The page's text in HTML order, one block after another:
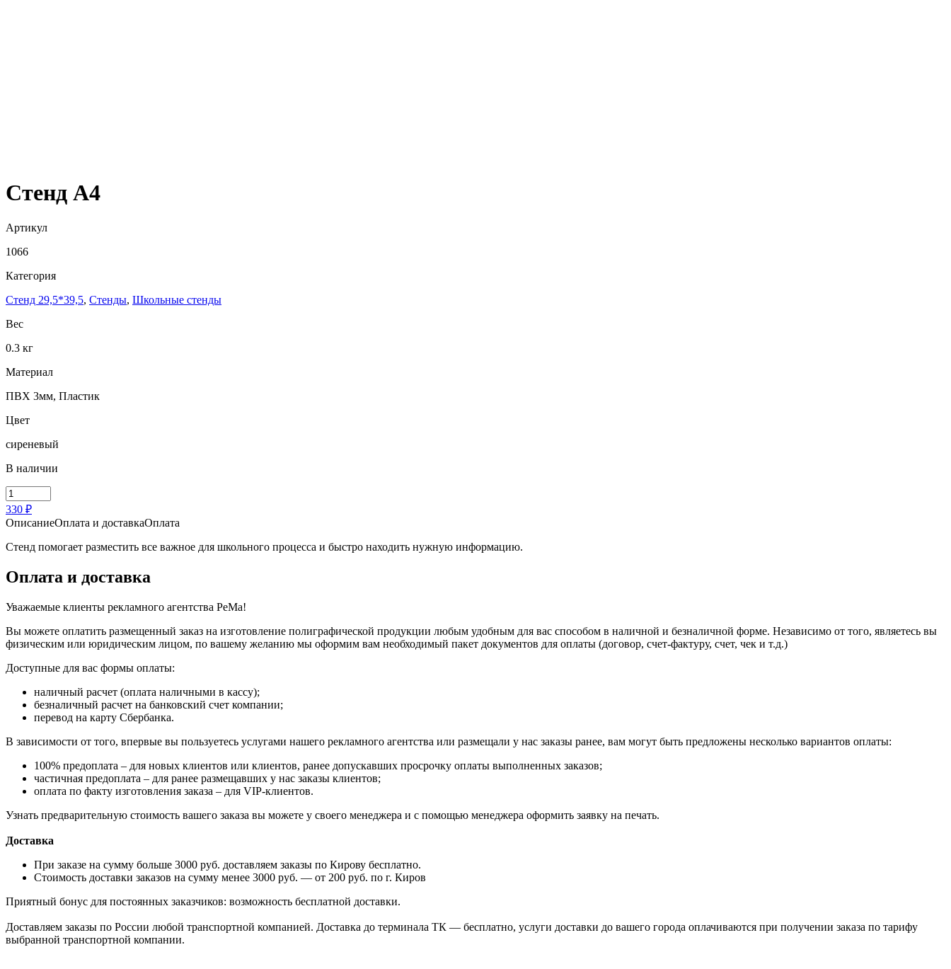
Стенд А4
Артикул
1066
Категория
Стенд 29,5*39,5, Стенды, Школьные стенды
Вес
0.3 кг
Материал
ПВХ 3мм, Пластик
Цвет
сиреневый
В наличии
Количество
товара
Стенд
А4
330 ₽
ОписаниеОплата и доставкаОплата
Стенд помогает разместить все важное для школьного процесса и быстро находить нужную информацию.
Оплата и доставка
Уважаемые клиенты рекламного агентства PeMa!
Вы можете оплатить размещенный заказ на изготовление полиграфической продукции любым удобным для вас способом в наличной и безналичной форме. Независимо от того, являетесь вы
физическим или юридическим лицом, по вашему желанию мы оформим вам необходимый пакет документов для оплаты (договор, счет-фактуру, счет, чек и т.д.)
Доступные для вас формы оплаты:
наличный расчет (оплата наличными в кассу);
безналичный расчет на банковский счет компании;
перевод на карту Сбербанка.
В зависимости от того, впервые вы пользуетесь услугами нашего рекламного агентства или размещали у нас заказы ранее, вам могут быть предложены несколько вариантов оплаты:
100% предоплата – для новых клиентов или клиентов, ранее допускавших просрочку оплаты выполненных заказов;
частичная предоплата – для ранее размещавших у нас заказы клиентов;
оплата по факту изготовления заказа – для VIP-клиентов.
Узнать предварительную стоимость вашего заказа вы можете у своего менеджера и с помощью менеджера оформить заявку на печать.
Доставка
При заказе на сумму больше 3000 руб. доставляем заказы по Кирову бесплатно.
Стоимость доставки заказов на сумму менее 3000 руб. — от 200 руб. по г. Киров
Приятный бонус для постоянных заказчиков: возможность бесплатной доставки.
Доставляем заказы по России любой транспортной компанией. Доставка до терминала ТК — бесплатно, услуги доставки до вашего города оплачиваются при получении заказа по тарифу
выбранной транспортной компании.